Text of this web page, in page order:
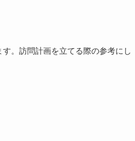
。訪問計画を立てる際の参考にし